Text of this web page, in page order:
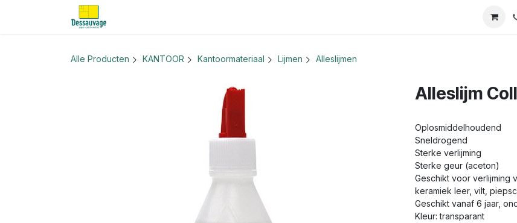
Overslaan naar inhoud
Alle Producten KANTOOR Kantoormateriaal Lijmen Alleslijmen
Alleslijm
Oplosmiddelhoudend
Sneldrogend
Sterke verlijming
Sterke geur (aceton)
Geschikt voor verlijming
keramiek leer, vilt,
Geschikt vanaf 6 jaar,
Kleur: transparant